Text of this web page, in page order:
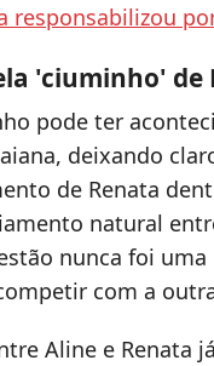
responsabilizou
'ciuminho' de
pode ter
deixando
de Renata
natural
nunca foi
com a
Aline e Renata